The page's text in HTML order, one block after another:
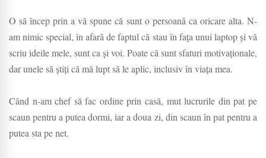
O să încep prin a vă spune că sunt o persoană ca oricare alta. N-
am nimic special, în afară de faptul că stau în fața unui laptop și vă
scriu ideile mele, sunt ca și voi. Poate că sunt sfaturi motivaționale,
dar unele să știți că mă lupt să le aplic, inclusiv în viața mea.
Când n-am chef să fac ordine prin casă, mut lucrurile din pat pe
scaun pentru a putea dormi, iar a doua zi, din scaun în pat pentru a
putea sta pe net.